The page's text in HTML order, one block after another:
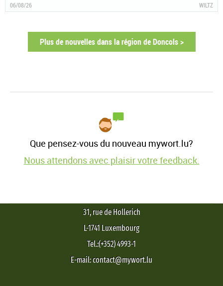
06/08/26 WILTZ
Plus de nouvelles dans la région de Doncols >
Que pensez-vous du nouveau mywort.lu?
Nous attendons avec plaisir votre feedback.
31, rue de Hollerich
L-1741 Luxembourg
Tel.:(+352) 4993-1
E-mail: contact@mywort.lu